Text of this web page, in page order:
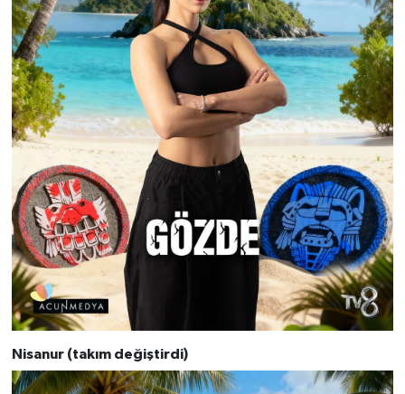
Nisanur (takım değiştirdi)